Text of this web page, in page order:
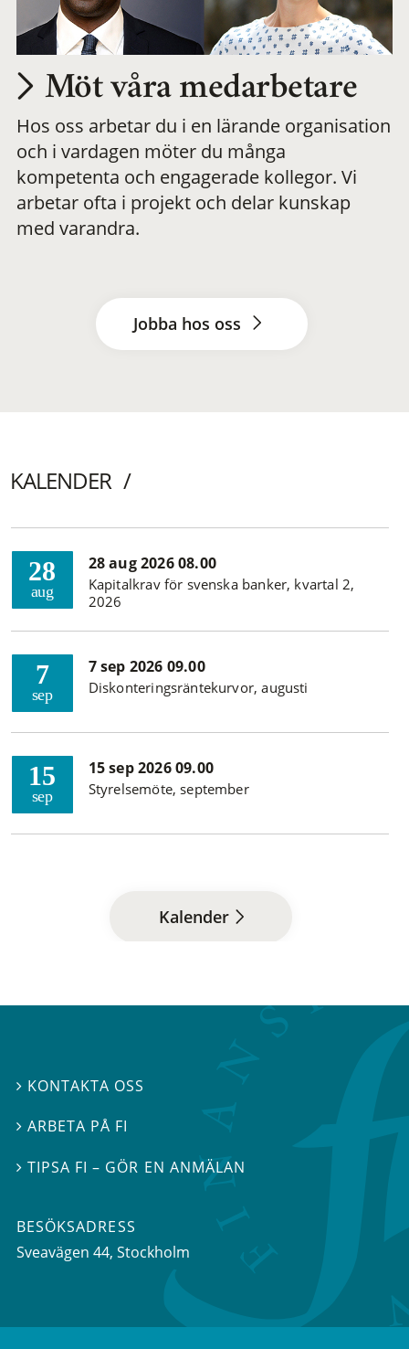
Möt våra medarbetare
Hos oss arbetar du i en lärande organisation
och i vardagen möter du många
kompetenta och engagerade kollegor. Vi
arbetar ofta i projekt och delar kunskap
med varandra.
Jobba hos oss
KALENDER
28
aug
28 aug 2026 08.00
Kapitalkrav för svenska banker, kvartal 2,
2026
7
sep
7 sep 2026 09.00
Diskonteringsräntekurvor, augusti
15
sep
15 sep 2026 09.00
Styrelsemöte, september
Kalender
 KONTAKTA OSS
ARBETA PÅ FI
TIPSA FI – GÖR EN ANMÄLAN
BESÖKSADRESS
Sveavägen 44, Stockholm